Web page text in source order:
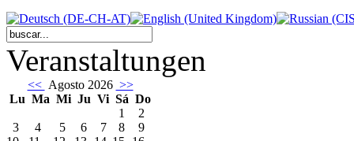
Veranstaltungen
<< Agosto 2026 >>
Lu Ma Mi Ju Vi Sá Do
1
2
3
4 5 6 7 8
9